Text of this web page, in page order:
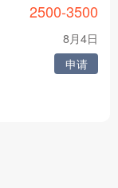
2500-3500
8月4日
申请